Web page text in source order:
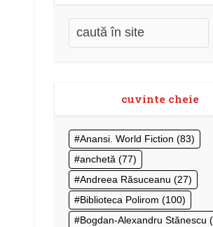
cuvinte cheie
Anansi. World Fiction (83)
anchetă (77)
Andreea Răsuceanu (27)
Biblioteca Polirom (100)
Bogdan-Alexandru Stănescu